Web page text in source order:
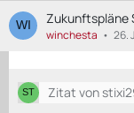
Zukunftspläne
winchesta 26.
Zitat von